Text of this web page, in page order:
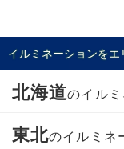
イルミネーションを
北海道のイル
東北のイルミネ